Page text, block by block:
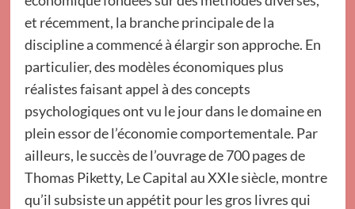
et récemment, la branche principale de la
discipline a commencé à élargir son approche. En
particulier, des modèles économiques plus
réalistes faisant appel à des concepts
psychologiques ont vu le jour dans le domaine en
plein essor de l’économie comportementale. Par
ailleurs, le succès de l’ouvrage de 700 pages de
Thomas Piketty, Le Capital au XXIe siècle, montre
qu’il subsiste un appétit pour les gros livres qui